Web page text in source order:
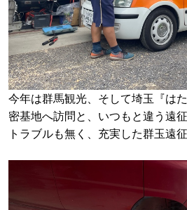
今年は群馬観光、そして埼玉『は
密基地へ訪問と、いつもと違う遠征
トラブルも無く、充実した群玉遠